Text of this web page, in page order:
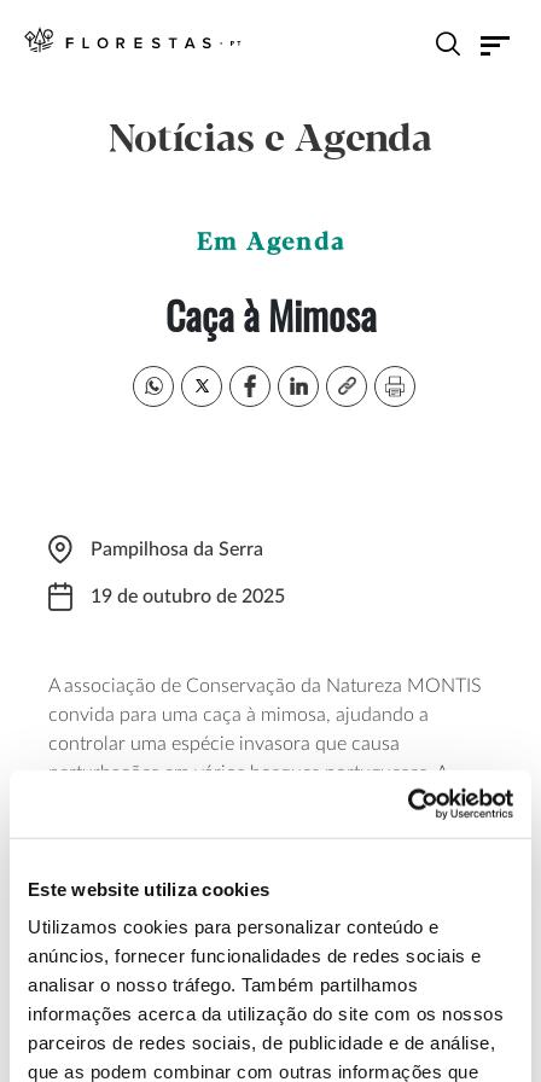
Este website utiliza cookies
Utilizamos cookies para personalizar conteúdo e
anúncios, fornecer funcionalidades de redes sociais e
analisar o nosso tráfego. Também partilhamos
informações acerca da utilização do site com os nossos
parceiros de redes sociais, de publicidade e de análise,
que as podem combinar com outras informações que
Notícias e Agenda
Em Agenda
Caça à Mimosa
Pampilhosa da Serra
19 de outubro de 2025
A associação de Conservação da Natureza MONTIS
convida para uma caça à mimosa, ajudando a
controlar uma espécie invasora que causa
perturbações em vários bosques portugueses. A
atividade decorre entre as 10h00 e as 13h00,
Saber mais
13.07.2026
Genoma do priolo e de outras espécies em risco: